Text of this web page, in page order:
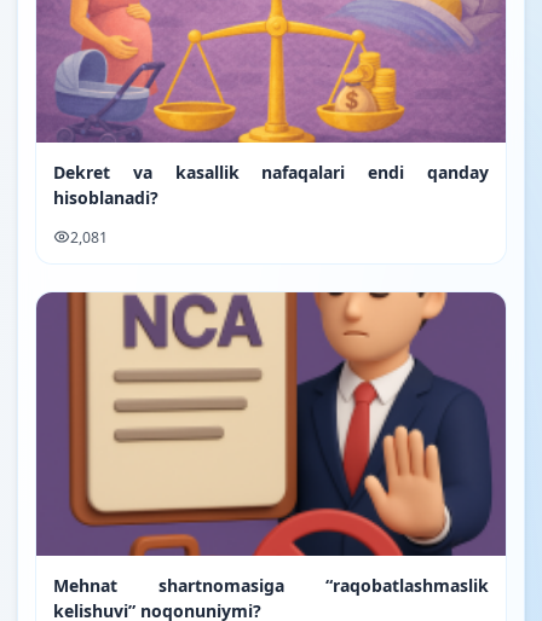
Dekret va kasallik nafaqalari endi qanday
hisoblanadi?
2,081
Mehnat shartnomasiga “raqobatlashmaslik
kelishuvi” noqonuniymi?